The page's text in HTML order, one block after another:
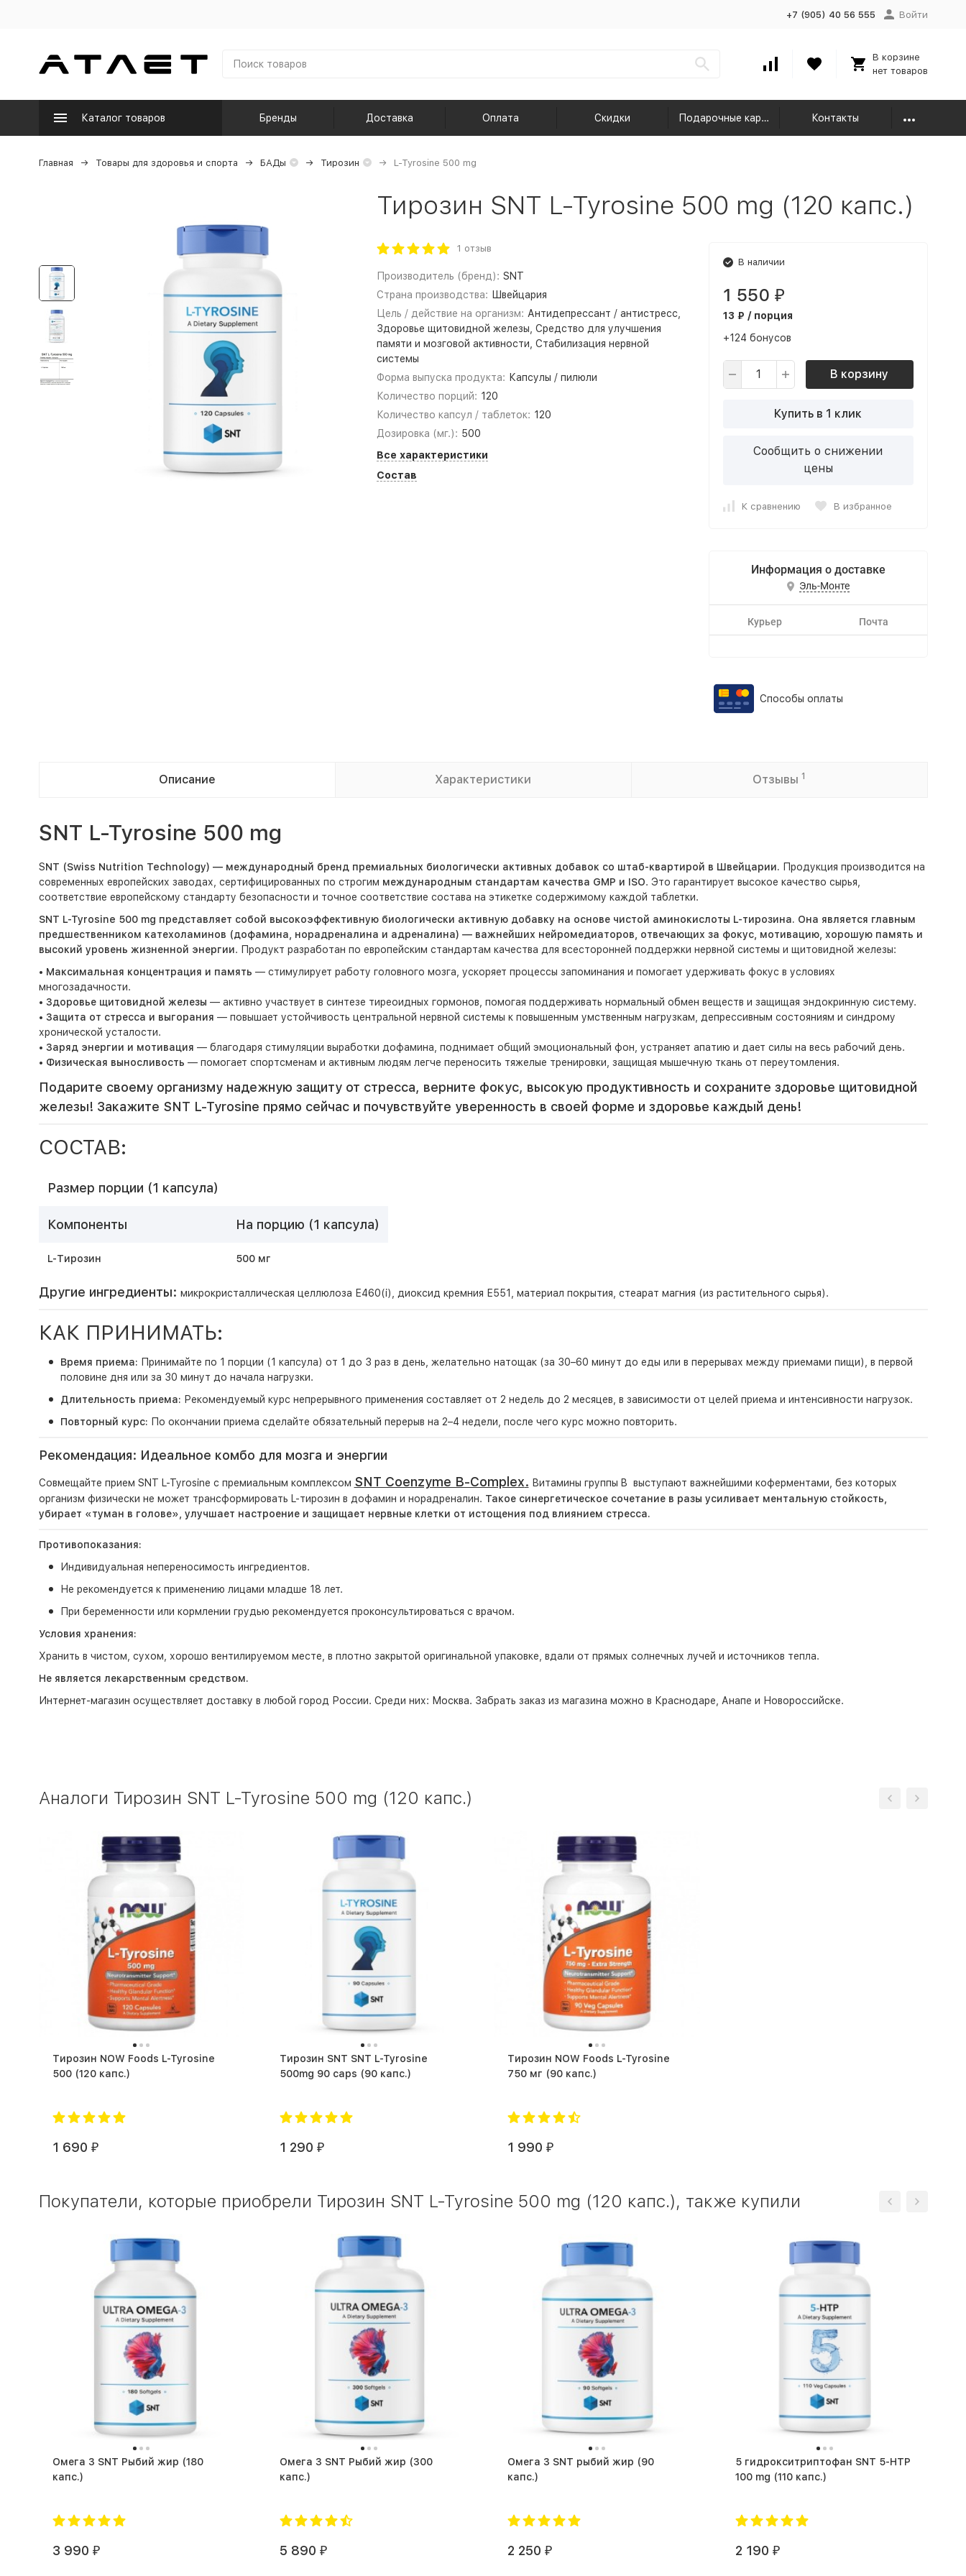
+7 (905) 40 56 555 Войти
В корзине
нет товаров
Каталог товаров Бренды Доставка Оплата Скидки Подарочные карты Контакты
Главная Товары для здоровья и спорта БАДы Тирозин L-Tyrosine 500 mg
Тирозин SNT L-Tyrosine 500 mg (120 капс.)
1 отзыв
Производитель (бренд): SNT
Страна производства: Швейцария
Цель / действие на организм: Антидепрессант / антистресс,
Здоровье щитовидной железы, Средство для улучшения
памяти и мозговой активности, Стабилизация нервной
системы
Форма выпуска продукта: Капсулы / пилюли
Количество порций: 120
Количество капсул / таблеток: 120
Дозировка (мг.): 500
Все характеристики
Состав
В наличии
1 550 ₽
13 ₽ / порция
+124 бонусов
В корзину
Купить в 1 клик
Сообщить о снижении
цены
К сравнению В избранное
Информация о доставке
Эль-Монте
Курьер Почта
Способы оплаты
Описание Характеристики Отзывы 1
SNT L-Tyrosine 500 mg
SNT (Swiss Nutrition Technology) — международный бренд премиальных биологически активных добавок со штаб-квартирой в Швейцарии. Продукция производится на
современных европейских заводах, сертифицированных по строгим международным стандартам качества GMP и ISO. Это гарантирует высокое качество сырья,
соответствие европейскому стандарту безопасности и точное соответствие состава на этикетке содержимому каждой таблетки.
SNT L-Tyrosine 500 mg представляет собой высокоэффективную биологически активную добавку на основе чистой аминокислоты L-тирозина. Она является главным
предшественником катехоламинов (дофамина, норадреналина и адреналина) — важнейших нейромедиаторов, отвечающих за фокус, мотивацию, хорошую память и
высокий уровень жизненной энергии. Продукт разработан по европейским стандартам качества для всесторонней поддержки нервной системы и щитовидной железы:
• Максимальная концентрация и память — стимулирует работу головного мозга, ускоряет процессы запоминания и помогает удерживать фокус в условиях
многозадачности.
• Здоровье щитовидной железы — активно участвует в синтезе тиреоидных гормонов, помогая поддерживать нормальный обмен веществ и защищая эндокринную систему.
• Защита от стресса и выгорания — повышает устойчивость центральной нервной системы к повышенным умственным нагрузкам, депрессивным состояниям и синдрому
хронической усталости.
• Заряд энергии и мотивация — благодаря стимуляции выработки дофамина, поднимает общий эмоциональный фон, устраняет апатию и дает силы на весь рабочий день.
• Физическая выносливость — помогает спортсменам и активным людям легче переносить тяжелые тренировки, защищая мышечную ткань от переутомления.
Подарите своему организму надежную защиту от стресса, верните фокус, высокую продуктивность и сохраните здоровье щитовидной
железы! Закажите SNT L-Tyrosine прямо сейчас и почувствуйте уверенность в своей форме и здоровье каждый день!
СОСТАВ:
Размер порции (1 капсула)
Компоненты На порцию (1 капсула)
L-Тирозин 500 мг
Другие ингредиенты: микрокристаллическая целлюлоза Е460(i), диоксид кремния Е551, материал покрытия, стеарат магния (из растительного сырья).
КАК ПРИНИМАТЬ:
Время приема: Принимайте по 1 порции (1 капсула) от 1 до 3 раз в день, желательно натощак (за 30–60 минут до еды или в перерывах между приемами пищи), в первой
половине дня или за 30 минут до начала нагрузки.
Длительность приема: Рекомендуемый курс непрерывного применения составляет от 2 недель до 2 месяцев, в зависимости от целей приема и интенсивности нагрузок.
Повторный курс: По окончании приема сделайте обязательный перерыв на 2–4 недели, после чего курс можно повторить.
Рекомендация: Идеальное комбо для мозга и энергии
Совмещайте прием SNT L-Tyrosine с премиальным комплексом SNT Coenzyme B-Complex. Витамины группы B выступают важнейшими коферментами, без которых
организм физически не может трансформировать L-тирозин в дофамин и норадреналин. Такое синергетическое сочетание в разы усиливает ментальную стойкость,
убирает «туман в голове», улучшает настроение и защищает нервные клетки от истощения под влиянием стресса.
Противопоказания:
Индивидуальная непереносимость ингредиентов.
Не рекомендуется к применению лицами младше 18 лет.
При беременности или кормлении грудью рекомендуется проконсультироваться с врачом.
Условия хранения:
Хранить в чистом, сухом, хорошо вентилируемом месте, в плотно закрытой оригинальной упаковке, вдали от прямых солнечных лучей и источников тепла.
Не является лекарственным средством.
Интернет-магазин осуществляет доставку в любой город России. Среди них: Москва. Забрать заказ из магазина можно в Краснодаре, Анапе и Новороссийске.
Аналоги Тирозин SNT L-Tyrosine 500 mg (120 капс.)
Тирозин NOW Foods L-Tyrosine
500 (120 капс.)
1 690 ₽
Тирозин SNT SNT L-Tyrosine
500mg 90 caps (90 капс.)
1 290 ₽
Тирозин NOW Foods L-Tyrosine
750 мг (90 капс.)
1 990 ₽
Покупатели, которые приобрели Тирозин SNT L-Tyrosine 500 mg (120 капс.), также купили
Омега 3 SNT Рыбий жир (180
капс.)
3 990 ₽
Омега 3 SNT Рыбий жир (300
капс.)
5 890 ₽
Омега 3 SNT рыбий жир (90
капс.)
2 250 ₽
5 гидрокситриптофан SNT 5-HTP
100 mg (110 капс.)
2 190 ₽